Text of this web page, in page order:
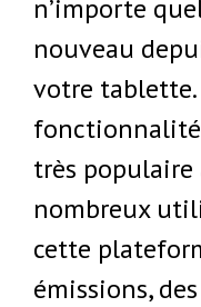
n’importe
nouveau
votre tablette.
très
nombreux
cette
émissions,